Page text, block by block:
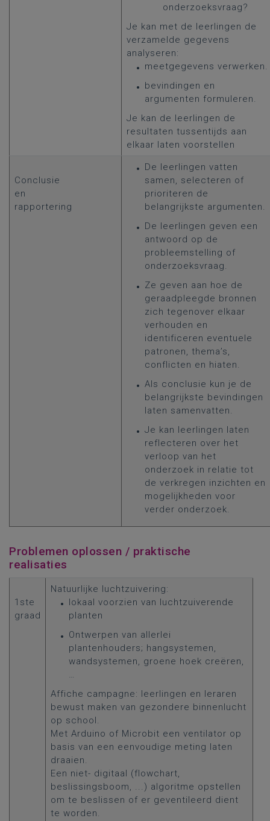
onderzoeksvraag?
Je kan met de leerlingen de
verzamelde gegevens
analyseren:
meetgegevens verwerken.
bevindingen en
argumenten formuleren.
Je kan de leerlingen de
resultaten tussentijds aan
elkaar laten voorstellen
Conclusie
en
rapportering
De leerlingen vatten
samen, selecteren of
prioriteren de
belangrijkste argumenten.
De leerlingen geven een
antwoord op de
probleemstelling of
onderzoeksvraag.
Ze geven aan hoe de
geraadpleegde bronnen
zich tegenover elkaar
verhouden en
identificeren eventuele
patronen, thema’s,
conflicten en hiaten.
Als conclusie kun je de
belangrijkste bevindingen
laten samenvatten.
Je kan leerlingen laten
reflecteren over het
verloop van het
onderzoek in relatie tot
de verkregen inzichten en
mogelijkheden voor
verder onderzoek.
Problemen oplossen / praktische
realisaties
1ste
graad
Natuurlijke luchtzuivering:
lokaal voorzien van luchtzuiverende
planten
Ontwerpen van allerlei
plantenhouders; hangsystemen,
wandsystemen, groene hoek creëren,
…
Affiche campagne: leerlingen en leraren
bewust maken van gezondere binnenlucht
op school.
Met Arduino of Microbit een ventilator op
basis van een eenvoudige meting laten
draaien.
Een niet- digitaal (flowchart,
beslissingsboom, ...) algoritme opstellen
om te beslissen of er geventileerd dient
te worden.